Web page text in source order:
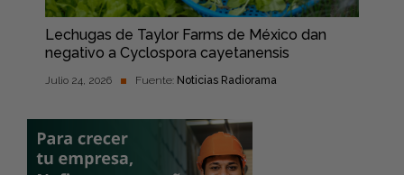
Lechugas de Taylor Farms de México dan
negativo a Cyclospora cayetanensis
Julio 24, 2026 Fuente: Noticias Radiorama